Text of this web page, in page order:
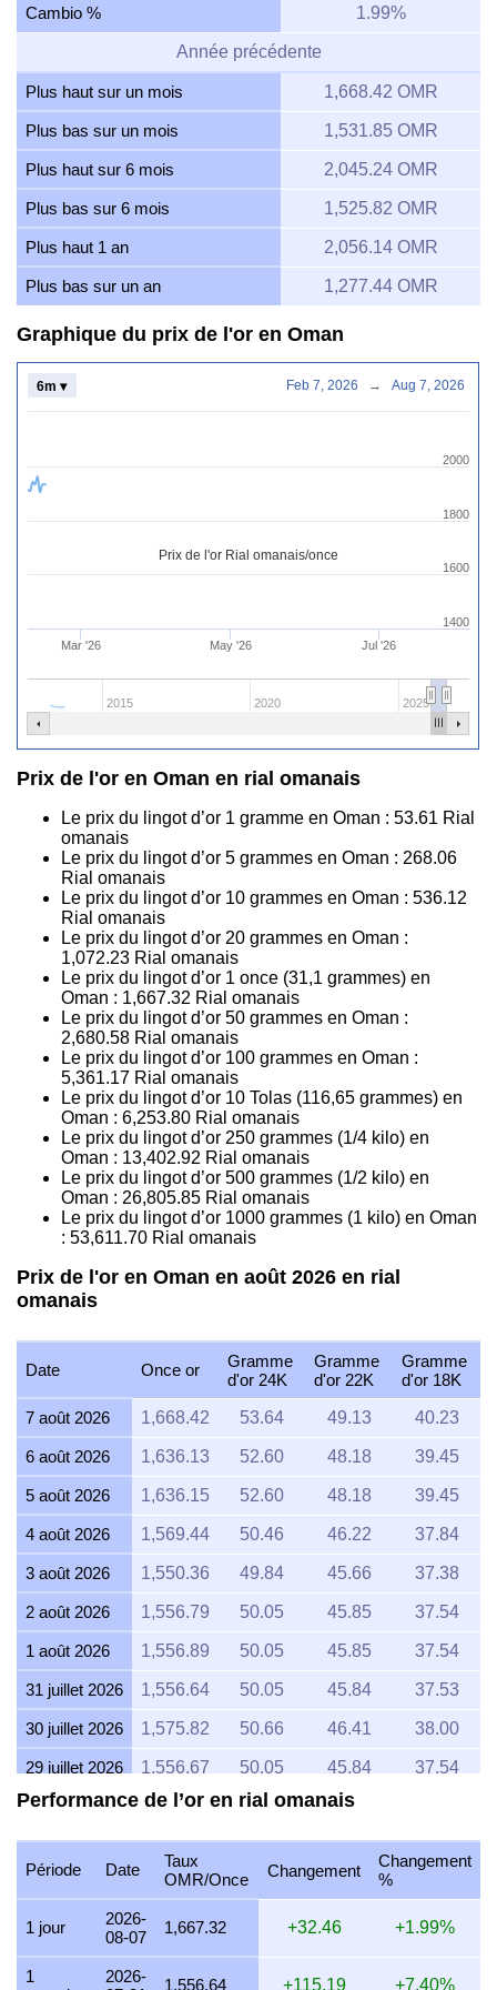
Cambio % 1.99%
Année précédente
Plus haut sur un mois 1,668.42 OMR
Plus bas sur un mois 1,531.85 OMR
Plus haut sur 6 mois 2,045.24 OMR
Plus bas sur 6 mois 1,525.82 OMR
Plus haut 1 an 2,056.14 OMR
Plus bas sur un an 1,277.44 OMR
Graphique du prix de l'or en Oman
Prix de l'or Rial omanais/once
Mar '26 May '26 Jul '26
2015 2020 2025
1400
1600
1800
2000
6m ▾ Feb 7, 2026 → Aug 7, 2026
Prix de l'or en Oman en rial omanais
Le prix du lingot d’or 1 gramme en Oman : 53.61 Rial
omanais
Le prix du lingot d’or 5 grammes en Oman : 268.06
Rial omanais
Le prix du lingot d’or 10 grammes en Oman : 536.12
Rial omanais
Le prix du lingot d’or 20 grammes en Oman :
1,072.23 Rial omanais
Le prix du lingot d’or 1 once (31,1 grammes) en
Oman : 1,667.32 Rial omanais
Le prix du lingot d’or 50 grammes en Oman :
2,680.58 Rial omanais
Le prix du lingot d’or 100 grammes en Oman :
5,361.17 Rial omanais
Le prix du lingot d’or 10 Tolas (116,65 grammes) en
Oman : 6,253.80 Rial omanais
Le prix du lingot d’or 250 grammes (1/4 kilo) en
Oman : 13,402.92 Rial omanais
Le prix du lingot d’or 500 grammes (1/2 kilo) en
Oman : 26,805.85 Rial omanais
Le prix du lingot d’or 1000 grammes (1 kilo) en Oman
: 53,611.70 Rial omanais
Prix de l'or en Oman en août 2026 en rial
omanais
Date Once or
Gramme
d'or 24K
Gramme
d'or 22K
Gramme
d'or 18K
7 août 2026
1,668.42 53.64 49.13 40.23
6 août 2026 1,636.13 52.60 48.18 39.45
5 août 2026 1,636.15 52.60 48.18 39.45
4 août 2026 1,569.44 50.46 46.22 37.84
3 août 2026 1,550.36 49.84 45.66 37.38
2 août 2026 1,556.79 50.05 45.85 37.54
1 août 2026 1,556.89 50.05 45.85 37.54
31 juillet 2026 1,556.64 50.05 45.84 37.53
30 juillet 2026 1,575.82 50.66 46.41 38.00
29 juillet 2026 1,556.67 50.05 45.84 37.54
28 juillet 2026 1,550.38 49.84 45.66
27 juillet 2026 1,569.39 50.46 46.22 37.84
1,557.35 50.07
25 juillet 2026 1,556.66 45.84 37.54
24 juillet 2026 1,562.99 50.25
Performance de l’or en rial omanais
Période Date
Taux
OMR/Once
Changement
Changement
%
1 jour
2026-
08-07
1,667.32 +32.46 +1.99%
1
2026-
1,556.64 +115.19 +7.40%